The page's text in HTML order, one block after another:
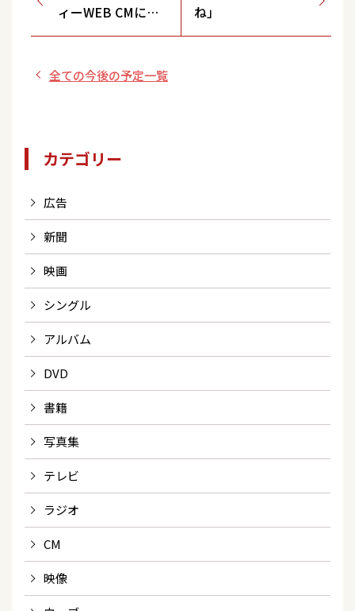
ィーWEB CMに登
場！
ね」
全ての今後の予定一覧
カテゴリー
広告
新聞
映画
シングル
アルバム
DVD
書籍
写真集
テレビ
ラジオ
CM
映像